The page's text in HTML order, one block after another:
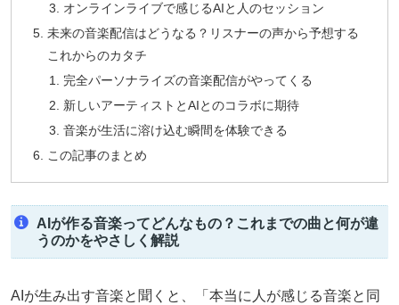
オンラインライブで感じるAIと人のセッション
未来の音楽配信はどうなる？リスナーの声から予想する
これからのカタチ
完全パーソナライズの音楽配信がやってくる
新しいアーティストとAIとのコラボに期待
音楽が生活に溶け込む瞬間を体験できる
この記事のまとめ
AIが作る音楽ってどんなもの？これまでの曲と何が違
うのかをやさしく解説
AIが生み出す音楽と聞くと、「本当に人が感じる音楽と同